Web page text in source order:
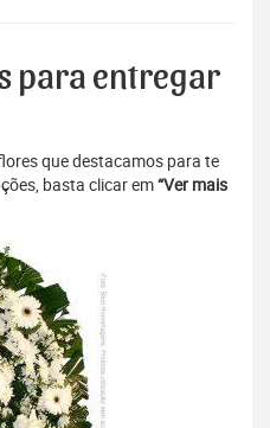
para entregar
que destacamos para te
basta clicar em“Ver mais